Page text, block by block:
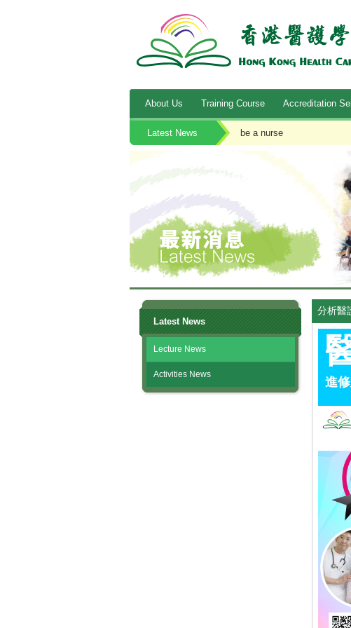
About Us Training Course Accreditation
Latest News be a nurse
Latest News
Lecture News
Activities News
分析醫
進